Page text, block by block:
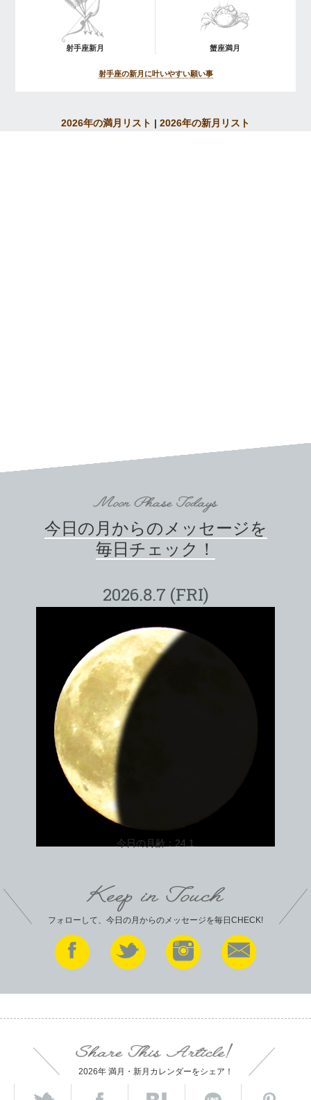
射手座新月 蟹座満月
射手座の新月に叶いやすい願い事
2026年の満月リスト 2026年の新月リスト
今日の月からのメッセージを
毎日チェック！
2026.8.7 (FRI)
今日の月齢： 24.1
フォローして、今日の月からのメッセージを毎日CHECK!
2026年 満月・新月カレンダーをシェア！